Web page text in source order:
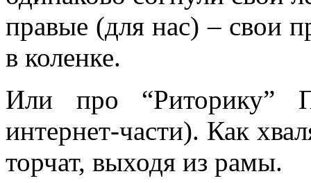
правые (для нас) – свои
в коленке.
Или про “Риторику”
интернет-части). Как
торчат, выходя из рамы.